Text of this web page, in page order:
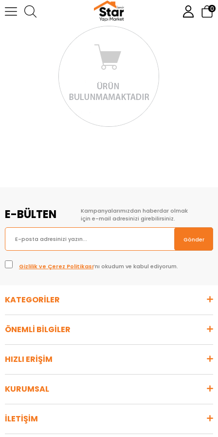
0
E-BÜLTEN
Kampanyalarımızdan haberdar olmak
için e-mail adresinizi girebilirsiniz.
Gönder
Gizlilik ve Çerez Politikası’nı okudum ve kabul ediyorum.
KATEGORİLER
ÖNEMLİ BİLGİLER
HIZLI ERİŞİM
KURUMSAL
İLETİŞİM